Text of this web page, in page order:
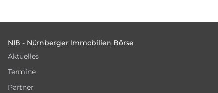
NIB - Nürnberger Immobilien Börse
Aktuelles
Termine
Partner